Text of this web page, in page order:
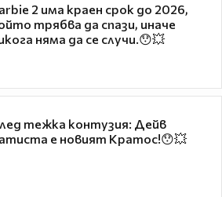
2 има краен срок до 2026,
трябва да спази, иначе
няма да се случи.😯💥
тежка контузия: Дейв
е новият Кратос!😯💥